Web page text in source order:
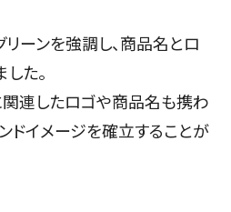
ーンを強調し、商品名とロ
た。
関連したロゴや商品名も携わ
ドイメージを確立することが